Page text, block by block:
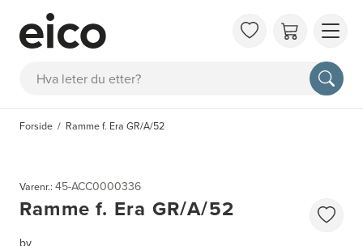
Søk
OM
FAQ
Forside Ramme f. Era GR/A/52
Varenr.: 45-ACC0000336
Ramme f. Era GR/A/52